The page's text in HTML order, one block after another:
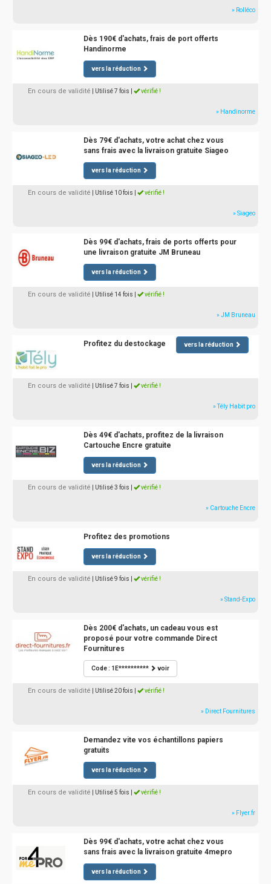
» Rolléco
Dès 190€ d'achats, frais de port offerts
Handinorme
vers la réduction
En cours de validité | Utilisé 7 fois vérifié !
» Handinorme
Dès 79€ d'achats, votre achat chez vous
sans frais avec la livraison gratuite Siageo
vers la réduction
En cours de validité | Utilisé 10 fois vérifié !
» Siageo
Dès 99€ d'achats, frais de ports offerts pour
une livraison gratuite JM Bruneau
vers la réduction
En cours de validité | Utilisé 14 fois vérifié !
» JM Bruneau
Profitez du destockage vers la réduction
En cours de validité | Utilisé 7 fois vérifié !
» Tély Habit pro
Dès 49€ d'achats, profitez de la livraison
Cartouche Encre gratuite
vers la réduction
En cours de validité | Utilisé 3 fois vérifié !
» Cartouche Encre
Profitez des promotions
vers la réduction
En cours de validité | Utilisé 9 fois vérifié !
» Stand-Expo
Dès 200€ d'achats, un cadeau vous est
proposé pour votre commande Direct
Fournitures
Code : 1E********** voir
En cours de validité | Utilisé 20 fois vérifié !
» Direct Fournitures
Demandez vite vos échantillons papiers
gratuits
vers la réduction
En cours de validité | Utilisé 5 fois vérifié !
» Flyer.fr
Dès 99€ d'achats, votre achat chez vous
sans frais avec la livraison gratuite 4mepro
vers la réduction